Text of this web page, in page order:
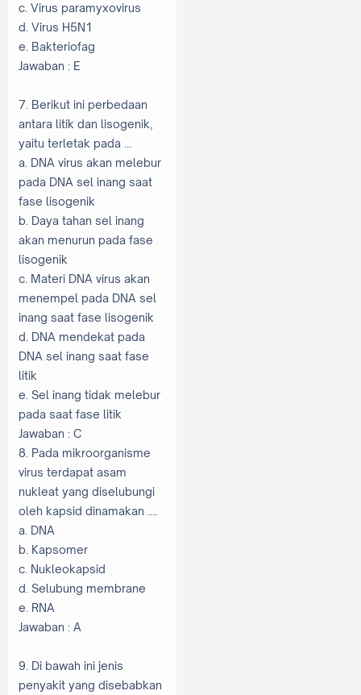
c. Virus paramyxovirus
d. Virus H5N1
e. Bakteriofag
Jawaban : E
7. Berikut ini perbedaan
antara litik dan lisogenik,
yaitu terletak pada …
a. DNA virus akan melebur
pada DNA sel inang saat
fase lisogenik
b. Daya tahan sel inang
akan menurun pada fase
lisogenik
c. Materi DNA virus akan
menempel pada DNA sel
inang saat fase lisogenik
d. DNA mendekat pada
DNA sel inang saat fase
litik
e. Sel inang tidak melebur
pada saat fase litik
Jawaban : C
8. Pada mikroorganisme
virus terdapat asam
nukleat yang diselubungi
oleh kapsid dinamakan ….
a. DNA
b. Kapsomer
c. Nukleokapsid
d. Selubung membrane
e. RNA
Jawaban : A
9. Di bawah ini jenis
penyakit yang disebabkan